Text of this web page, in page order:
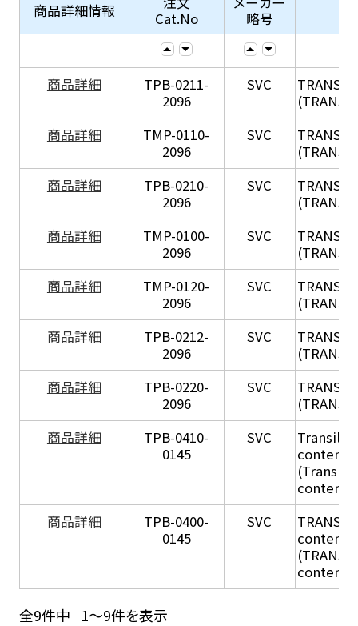
商品詳細情報
Cat.No
略号
商品詳細
TPB-0211-
2096
SVC TRANSIL
商品詳細
TMP-0110-
2096
SVC TRANSIL
商品詳細
TPB-0210-
2096
SVC TRANSIL
商品詳細
TMP-0100-
2096
SVC TRANSIL
商品詳細
TMP-0120-
2096
SVC TRANSIL
商品詳細
TPB-0212-
2096
SVC TRANSIL
商品詳細
TPB-0220-
2096
SVC TRANSIL
商品詳細
TPB-0410-
0145
SVC
Transil
content
(Transil
content
商品詳細
TPB-0400-
0145
SVC
content
content
全9件中 1～9件を表示